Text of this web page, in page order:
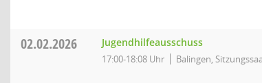
02.02.2026 Jugendhilfeausschuss
17:00-18:08 Uhr Balingen,